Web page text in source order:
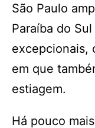
São Paulo
Paraíba do
excepcionais,
em que
estiagem.
Há pouco